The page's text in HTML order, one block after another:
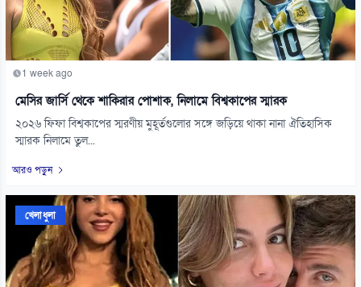
1 week ago
মেসির জার্সি থেকে শাকিরার পোশাক, নিলামে বিশ্বকাপের স্মারক
২০২৬ ফিফা বিশ্বকাপের স্মরণীয় মুহূর্তগুলোর সঙ্গে জড়িয়ে থাকা নানা ঐতিহাসিক
স্মারক নিলামে তুল...
আরও পড়ুন
খেলাধুলা